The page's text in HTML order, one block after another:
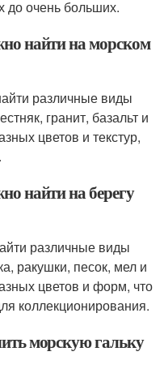
до очень больших.
найти на морском
различные виды
гранит, базальт и
цветов и текстур,
найти на берегу
различные виды
ракушки, песок, мел и
цветов и форм, что
коллекционирования.
морскую гальку